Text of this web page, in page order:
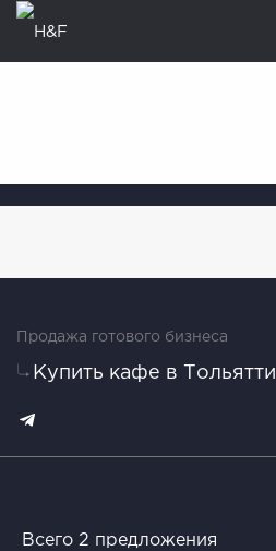
Продажа готового бизнеса
Купить кафе в Тольятти
Всего 2 предложения